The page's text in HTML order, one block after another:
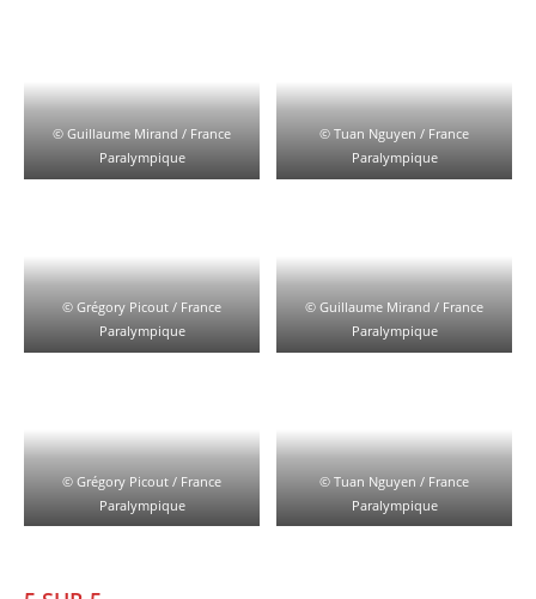
© Guillaume Mirand / France
Paralympique
© Tuan Nguyen / France
Paralympique
© Grégory Picout / France
Paralympique
© Guillaume Mirand / France
Paralympique
© Grégory Picout / France
Paralympique
© Tuan Nguyen / France
Paralympique